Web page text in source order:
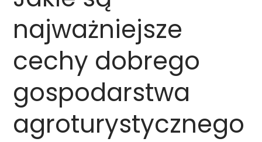
najważniejsze
cechy dobrego
gospodarstwa
agroturystycznego